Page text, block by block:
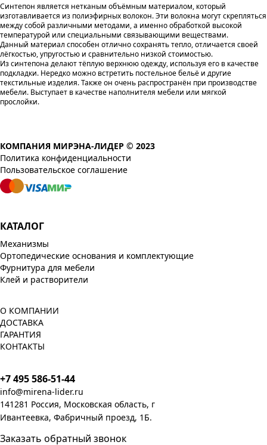
Синтепон является нетканым объёмным материалом, который
изготавливается из полиэфирных волокон. Эти волокна могут скрепляться
между собой различными методами, а именно обработкой высокой
температурой или специальными связывающими веществами.
Данный материал способен отлично сохранять тепло, отличается своей
лёгкостью, упругостью и сравнительно низкой стоимостью.
Из синтепона делают тёплую верхнюю одежду, используя его в качестве
подкладки. Нередко можно встретить постельное бельё и другие
текстильные изделия. Также он очень распространён при производстве
мебели. Выступает в качестве наполнителя мебели или мягкой
прослойки.
КОМПАНИЯ МИРЭНА-ЛИДЕР © 2023
Политика конфиденциальности
Пользовательское соглашение
КАТАЛОГ
Механизмы
Ортопедические основания и комплектующие
Фурнитура для мебели
Клей и растворители
О КОМПАНИИ
ДОСТАВКА
ГАРАНТИЯ
КОНТАКТЫ
+7 495 586-51-44
info@mirena-lider.ru
141281 Россия, Московская область, г
Ивантеевка, Фабричный проезд, 1Б.
Заказать обратный звонок